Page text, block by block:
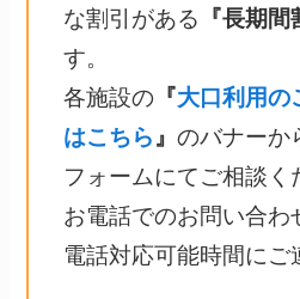
な割引がある 『長期間
す。
各施設の『大口利用の
はこちら』 のバナーか
フォームにてご相談く
お電話でのお問い合わ
電話対応可能時間にご